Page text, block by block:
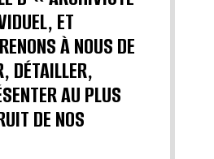
ET
À NOUS DE
DÉTAILLER,
AU PLUS
DE NOS